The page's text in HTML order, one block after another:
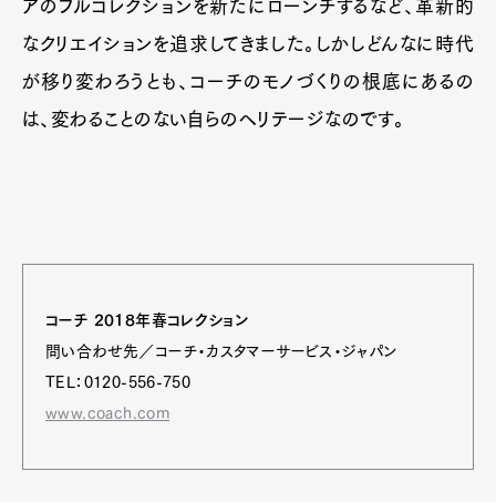
アのフルコレクションを新たにローンチするなど、革新的
なクリエイションを追求してきました。しかしどんなに時代
が移り変わろうとも、コーチのモノづくりの根底にあるの
は、変わることのない自らのヘリテージなのです。
コーチ 2018年春コレクション
問い合わせ先／コーチ・カスタマーサービス・ジャパン
TEL：0120-556-750
www.coach.com